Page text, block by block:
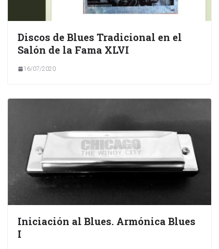
Discos de Blues Tradicional en el
Salón de la Fama XLVI
16/07/2020
Iniciación al Blues. Armónica Blues
I